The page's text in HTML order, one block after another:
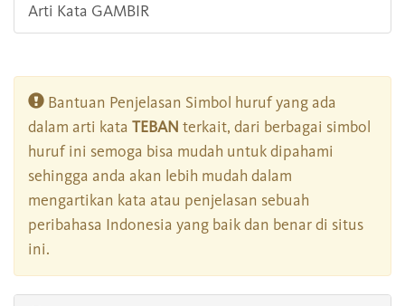
Arti Kata GAMBIR
Bantuan Penjelasan Simbol huruf yang ada
dalam arti kata TEBAN terkait, dari berbagai simbol
huruf ini semoga bisa mudah untuk dipahami
sehingga anda akan lebih mudah dalam
mengartikan kata atau penjelasan sebuah
peribahasa Indonesia yang baik dan benar di situs
ini.